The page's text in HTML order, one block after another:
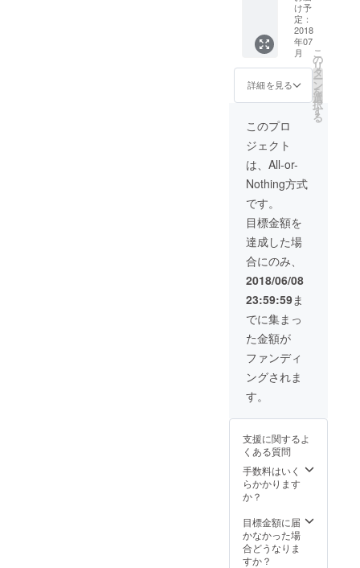
インタ
オルの
レプリ
カモデ
ルと、
2018年
度記念
のTシャ
ツで
す。
け予
定：
2018
年07
月
詳細を見る
こ
の
リ
タ
ー
ン
を
選
択
す
る
このプロ
ジェクト
は、All-or-
Nothing方式
です。
目標金額を
達成した場
合にのみ、
2018/06/08
23:59:59ま
でに集まっ
た金額が
ファンディ
ングされま
す。
支援に関するよ
くある質問
手数料はいく
らかかります
か？
目標金額に届
かなかった場
合どうなりま
すか？